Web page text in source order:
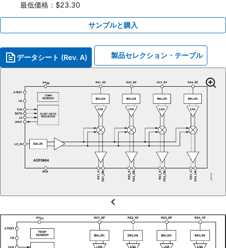
最低価格：$23.30
サンプルと購入
データシート (Rev. A) 製品セレクション・テーブル